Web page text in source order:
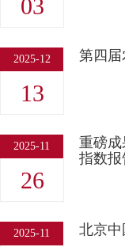
03
2025-12
13
第四
2025-11
26
重磅
指数报
2025-11 北京中